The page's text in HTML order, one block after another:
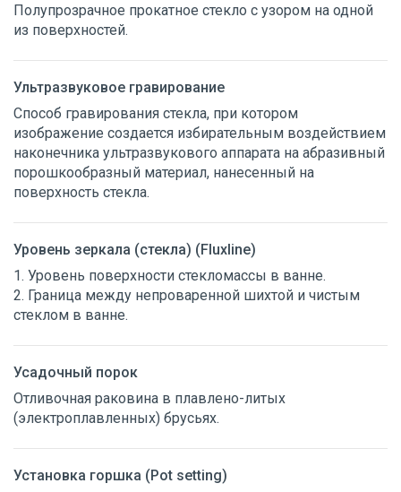
Полупрозрачное прокатное стекло с узором на одной
из поверхностей.
Ультразвуковое гравирование
Способ гравирования стекла, при котором
изображение создается избирательным воздействием
наконечника ультразвукового аппарата на абразивный
порошкообразный материал, нанесенный на
поверхность стекла.
Уровень зеркала (стекла) (Fluxline)
1. Уровень поверхности стекломассы в ванне.
2. Граница между непроваренной шихтой и чистым
стеклом в ванне.
Усадочный порок
Отливочная раковина в плавлено-литых
(электроплавленных) брусьях.
Установка горшка (Pot setting)